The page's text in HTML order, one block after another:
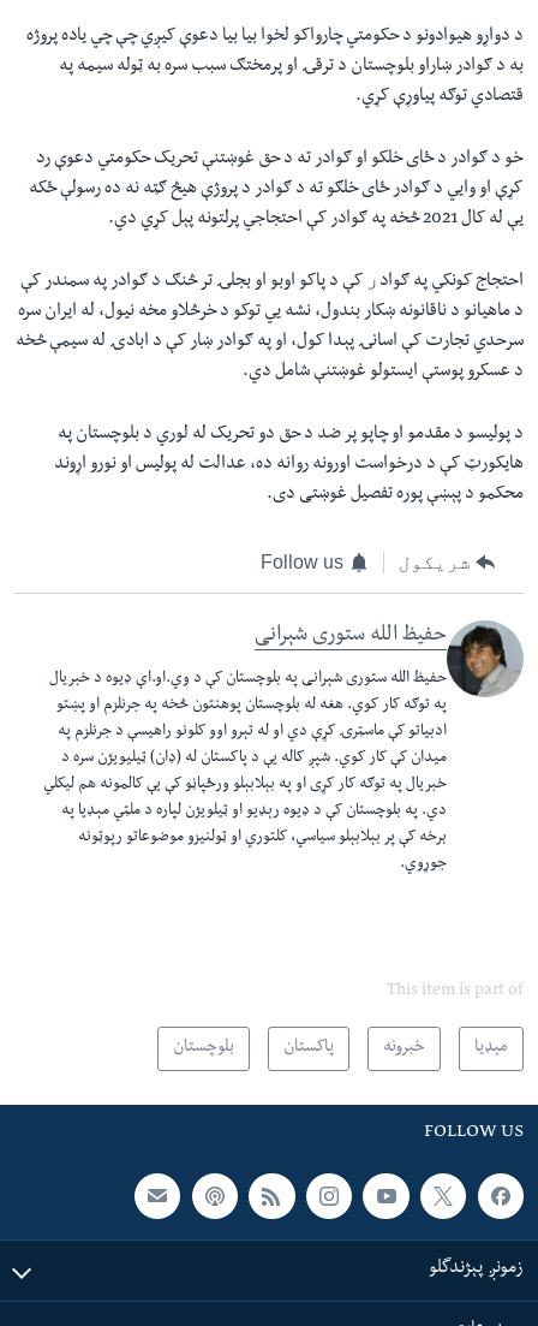
د دواړو هیوادونو د حکومتي چارواکو لخوا بيا بيا دعوې کيږي چې چي ياده پروژه
به د ګوادر ښاراو بلوچستان د ترقۍ او پرمختګ سبب سره به ټوله سيمه په
قتصادي توګه پياوړې کړي.
خو د ګوادر د ځای خلکو او ګوادر ته د حق غوښتنې تحریک حکومتي دعوې رد
کړې او وایي د ګوادر ځای خلګو ته د ګوادر د پروژې هیڅ ګټه نه ده رسولې ځکه
یې له کال 2021 څخه په ګوادر کې احتجاجي پرلتونه پېل کړي دي.
احتجاج کونکي په ګوادﺭ کې د پاکو اوبو او بجلۍ تر څنګ د ګوادر په سمندر کې
د ماهيانو د ناقانونه ښکار بندول، نشه يي توکو د خرڅلاو مخه نيول، له ايران سره
سرحدي تجارت کې اسانۍ پېدا کول، او په ګوادر ښار کې د ابادۍ له سيمې څخه
د عسکرو پوستې ايستولو غوښتنې شامل دي.
د پوليسو د مقدمو او چاپو پر ضد د حق دو تحريک له لوري د بلوچستان په
هايکورټ کې د درخواست اورونه روانه ده، عدالت له پوليس او نورو اړوند
محکمو د پېښې پوره تفصيل غوښتی دی.
شریکول Follow us
حفیظ الله ستوری شېرانی
حفیظ الله ستوری شېرانی په بلوچستان کې د وي.او.اې ډیوه د خبریال
په توګه کار کوي. هغه له بلوچستان پوهنتون څخه په جرنلزم او پښتو
ادبیاتو کې ماسټرۍ کړې دي او له تېرو اوو کلونو راهیسې د جرنلزم په
میدان کې کار کوي. شپږ کاله یې د پاکستان له (ډان) ټیلیویژن سره د
خبریال په توګه کار کړی او په بېلابېلو ورځپاڼو کې یې کالمونه هم لیکلي
دي. په بلوچستان کې د ډیوه رېډیو او ټیلویژن لپاره د ملټي مېډیا په
برخه کې پر بېلابېلو سیاسي، کلتوري او ټولنیزو موضوعاتو رپوټونه
جوړوي.
This item is part of
مېډیا خبرونه پاکستان بلوچستان
FOLLOW US
زمونږ پېژندگلو